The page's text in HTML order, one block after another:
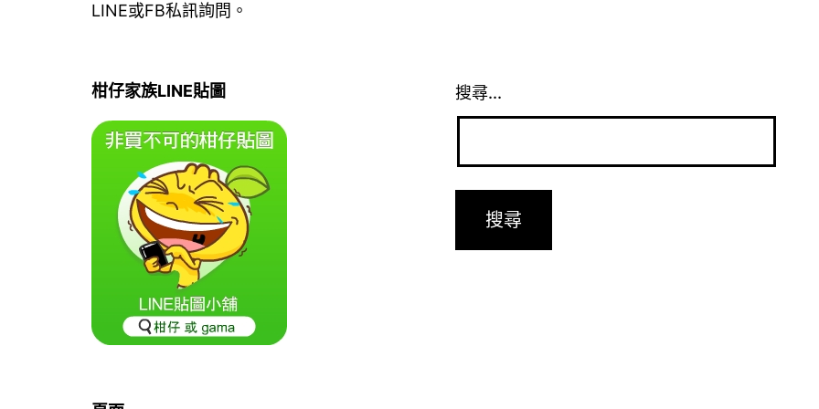
LINE或FB私訊詢問。
柑仔家族LINE貼圖 搜尋...